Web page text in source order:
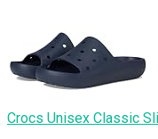
Crocs Unisex Classic